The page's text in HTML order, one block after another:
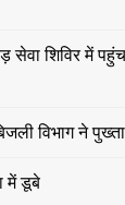
सेवा शिविर में
विभाग ने
में डूबे